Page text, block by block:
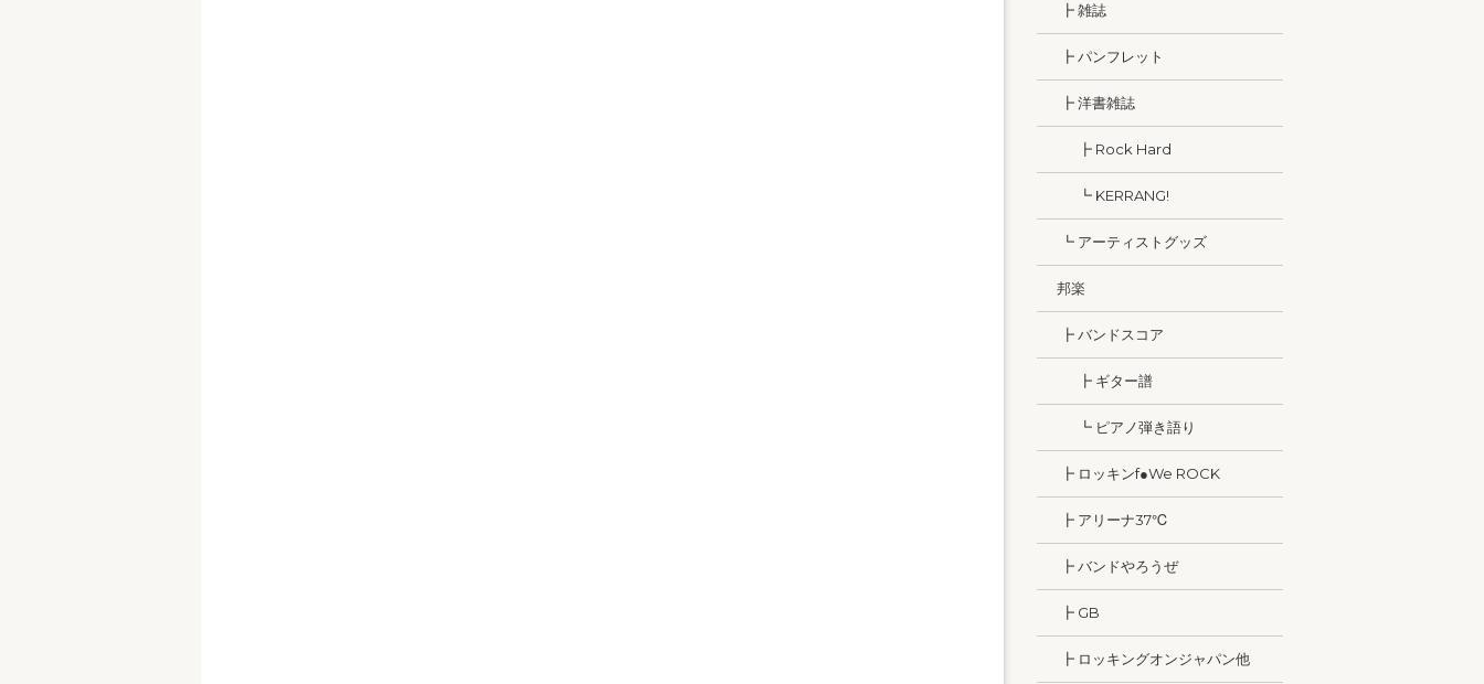
┣ 雑誌
┣ パンフレット
┣ 洋書雑誌
┣ Rock Hard
┗ KERRANG!
┗ アーティストグッズ
邦楽
┣ バンドスコア
┣ ギター譜
┗ ピアノ弾き語り
┣ ロッキンf●We ROCK
┣ アリーナ37℃
┣ バンドやろうぜ
┣ GB
┣ ロッキングオンジャパン他